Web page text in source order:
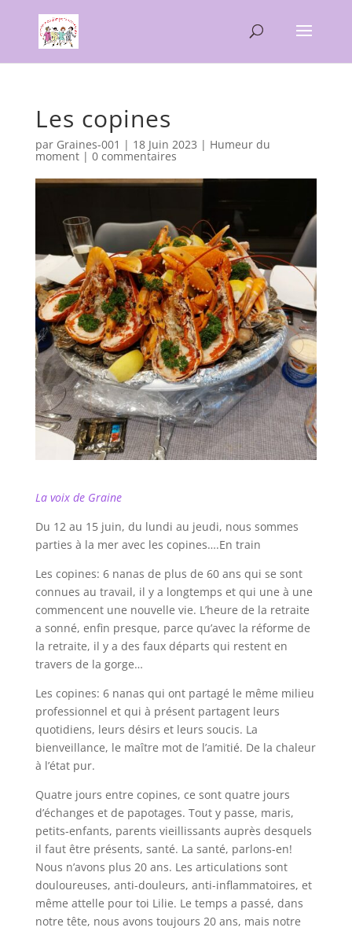
Les copines
par Graines-001 | 18 Juin 2023 | Humeur du
moment| 0 commentaires
La voix de Graine
Du 12 au 15 juin, du lundi au jeudi, nous sommes
parties à la mer avec les copines….En train
Les copines: 6 nanas de plus de 60 ans qui se sont
connues au travail, il y a longtemps et qui une à une
commencent une nouvelle vie. L’heure de la retraite
a sonné, enfin presque, parce qu’avec la réforme de
la retraite, il y a des faux départs qui restent en
travers de la gorge…
Les copines: 6 nanas qui ont partagé le même milieu
professionnel et qui à présent partagent leurs
quotidiens, leurs désirs et leurs soucis. La
bienveillance, le maître mot de l’amitié. De la chaleur
à l’état pur.
Quatre jours entre copines, ce sont quatre jours
d’échanges et de papotages. Tout y passe, maris,
petits-enfants, parents vieillissants auprès desquels
il faut être présents, santé. La santé, parlons-en!
Nous n’avons plus 20 ans. Les articulations sont
douloureuses, anti-douleurs, anti-inflammatoires, et
même attelle pour toi Lilie. Le temps a passé, dans
notre tête, nous avons toujours 20 ans, mais notre